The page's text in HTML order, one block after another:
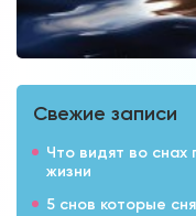
Свежие записи
Что видят во
жизни
5 снов которые